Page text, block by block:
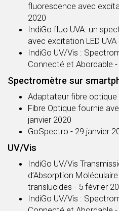
fluorescence avec
2020
IndiGo fluo UVA: un
avec excitation LED UVA
IndiGo UV/Vis :
Connecté et Abordable
Spectromètre sur
Adaptateur fibre optique
Fibre Optique fournie
janvier 2020
GoSpectro - 29 janvier
UV/Vis
IndiGo UV/Vis
d’Absorption
translucides - 5 février
IndiGo UV/Vis :